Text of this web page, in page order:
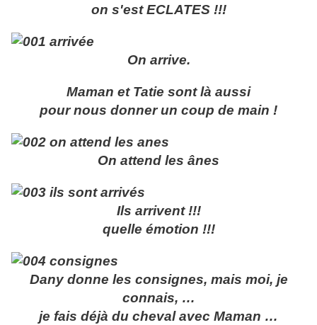
on s'est ECLATES !!!
On arrive.
Maman et Tatie sont là aussi
pour nous donner un coup de main !
On attend les ânes
Ils arrivent !!!
quelle émotion !!!
Dany donne les consignes, mais moi, je
connais, …
je fais déjà du cheval avec Maman …